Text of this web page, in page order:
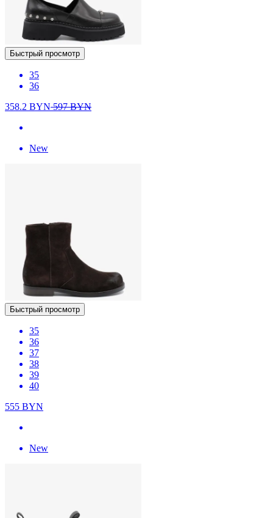
Быстрый просмотр
35
36
358.2 BYN597BYN
New
Быстрый просмотр
35
36
37
38
39
40
555 BYN
New